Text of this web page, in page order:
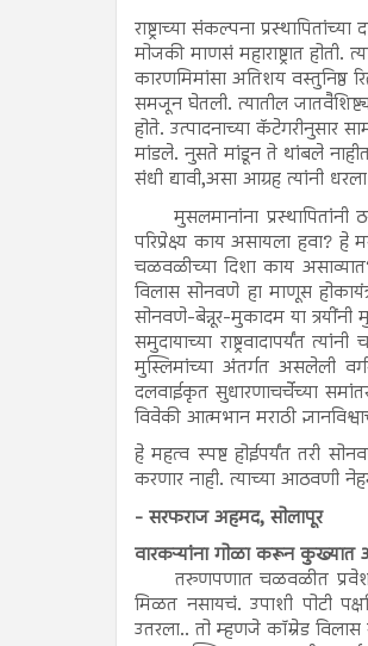
राष्ट्राच्या संकल्पना
मोजकी माणसं महाराष्ट्रात
कारणमिमांसा अतिशय वस्तुनिष्ठ
समजून घेतली. त्यातील
होते. उत्पादनाच्या कॅटेगरीनुसार
मांडले. नुसते मांडून ते थांबले
संधी द्यावी,असा आग्रह त्यांनी
मुसलमानांना प्रस्थापितांनी
परिप्रेक्ष्य काय असायला हवा?
चळवळीच्या दिशा काय
विलास सोनवणे हा माणूस
सोनवणे-बेन्नूर-मुकादम या त्रयींनी
समुदायाच्या राष्ट्रवादापर्यंत
मुस्लिमांच्या अंतर्गत असलेली
दलवाईकृत सुधारणाचर्चेच्या
विवेकी आत्मभान मराठी
हे महत्व स्पष्ट होईपर्यंत तरी
करणार नाही. त्याच्या आठवणी
- सरफराज अहमद, सोलापूर
वारकऱ्यांना गोळा करून
तरुणपणात चळवळीत
मिळत नसायचं. उपाशी पोटी
उतरला.. तो म्हणजे कॉम्रेड